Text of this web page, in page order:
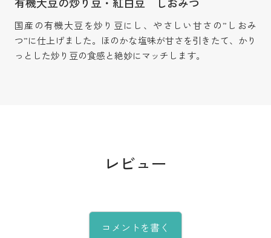
国産の有機大豆を炒り豆にし、やさしい甘さの”しおみ
つ”に仕上げました。ほのかな塩味が甘さを引きたて、かり
っとした炒り豆の食感と絶妙にマッチします。
レビュー
コメントを書く